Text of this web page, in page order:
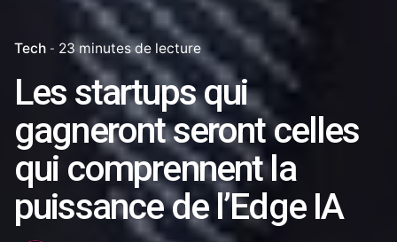
Tech 23 minutes de lecture
Les startups qui
gagneront seront celles
qui comprennent la
puissance de l’Edge IA